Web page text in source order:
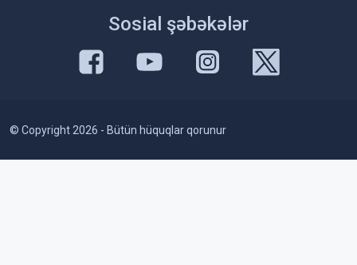
Sosial şəbəkələr
© Copyright 2026 - Bütün hüquqlar qorunur